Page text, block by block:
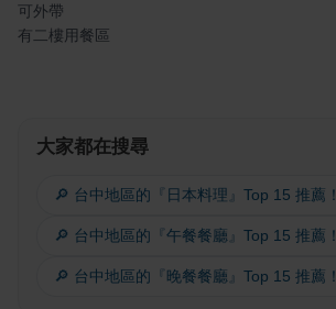
可外帶
有二樓用餐區
大家都在搜尋
🔎 台中地區的『日本料理』Top 15 推薦！
🔎 台中地區的『午餐餐廳』Top 15 推薦！
🔎 台中地區的『晚餐餐廳』Top 15 推薦！